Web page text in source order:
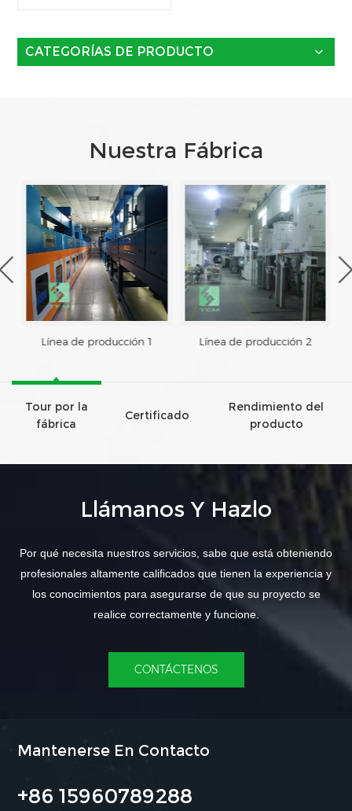
CATEGORÍAS DE PRODUCTO
Nuestra Fábrica
Línea de producción 1 Línea de producción 2
Tour por la
fábrica
Certificado
Rendimiento del
producto
Llámanos Y Hazlo
Por qué necesita nuestros servicios, sabe que está obteniendo
profesionales altamente calificados que tienen la experiencia y
los conocimientos para asegurarse de que su proyecto se
realice correctamente y funcione.
CONTÁCTENOS
Mantenerse En Contacto
+86 15960789288